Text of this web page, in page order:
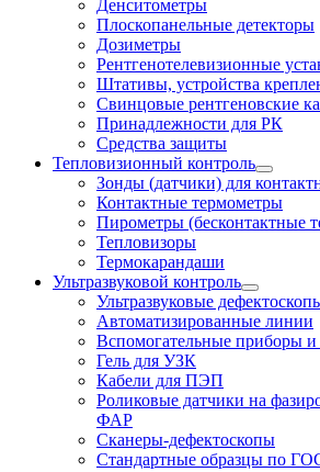
Денситометры
Плоскопанельные детекторы
Дозиметры
Рентгенотелевизионные
Штативы, устройства
Свинцовые рентгеновские
Принадлежности для РК
Средства защиты
Тепловизионный контроль
Зонды (датчики) для
Контактные термометры
Пирометры (бесконтактные
Тепловизоры
Термокарандаши
Ультразвуковой контроль
Ультразвуковые
Автоматизированные линии
Вспомогательные приборы
Гель для УЗК
Кабели для ПЭП
Роликовые датчики на
ФАР
Сканеры-дефектоскопы
Стандартные образцы по